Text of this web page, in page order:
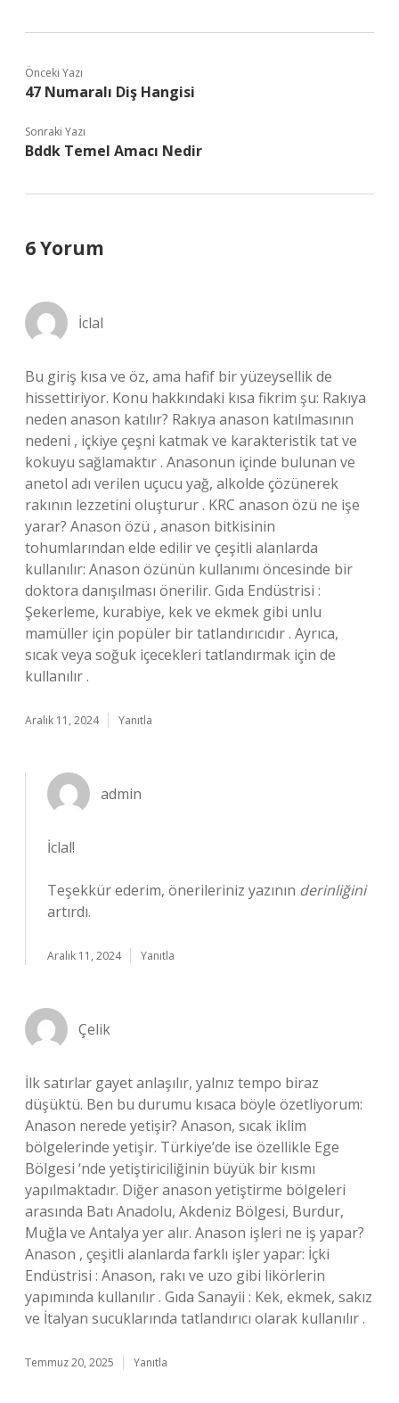
Önceki Yazı
47 Numaralı Diş Hangisi
Sonraki Yazı
Bddk Temel Amacı Nedir
6 Yorum
İclal
Bu giriş kısa ve öz, ama hafif bir yüzeysellik de
hissettiriyor. Konu hakkındaki kısa fikrim şu: Rakıya
neden anason katılır? Rakıya anason katılmasının
nedeni , içkiye çeşni katmak ve karakteristik tat ve
kokuyu sağlamaktır . Anasonun içinde bulunan ve
anetol adı verilen uçucu yağ, alkolde çözünerek
rakının lezzetini oluşturur . KRC anason özü ne işe
yarar? Anason özü , anason bitkisinin
tohumlarından elde edilir ve çeşitli alanlarda
kullanılır: Anason özünün kullanımı öncesinde bir
doktora danışılması önerilir. Gıda Endüstrisi :
Şekerleme, kurabiye, kek ve ekmek gibi unlu
mamüller için popüler bir tatlandırıcıdır . Ayrıca,
sıcak veya soğuk içecekleri tatlandırmak için de
kullanılır .
Aralık 11, 2024 Yanıtla
admin
İclal!
Teşekkür ederim, önerileriniz yazının derinliğini
artırdı.
Aralık 11, 2024 Yanıtla
Çelik
İlk satırlar gayet anlaşılır, yalnız tempo biraz
düşüktü. Ben bu durumu kısaca böyle özetliyorum:
Anason nerede yetişir? Anason, sıcak iklim
bölgelerinde yetişir. Türkiye’de ise özellikle Ege
Bölgesi ‘nde yetiştiriciliğinin büyük bir kısmı
yapılmaktadır. Diğer anason yetiştirme bölgeleri
arasında Batı Anadolu, Akdeniz Bölgesi, Burdur,
Muğla ve Antalya yer alır. Anason işleri ne iş yapar?
Anason , çeşitli alanlarda farklı işler yapar: İçki
Endüstrisi : Anason, rakı ve uzo gibi likörlerin
yapımında kullanılır . Gıda Sanayii : Kek, ekmek, sakız
ve İtalyan sucuklarında tatlandırıcı olarak kullanılır .
Temmuz 20, 2025 Yanıtla